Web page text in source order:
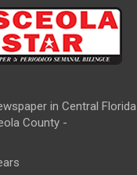
in Central
County -